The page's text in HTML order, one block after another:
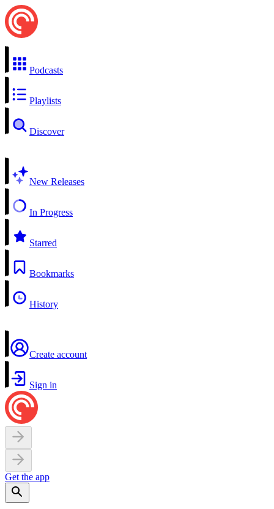
Podcasts
Playlists
Discover
New Releases
In Progress
Starred
Bookmarks
History
Create account
Sign in
Get the app